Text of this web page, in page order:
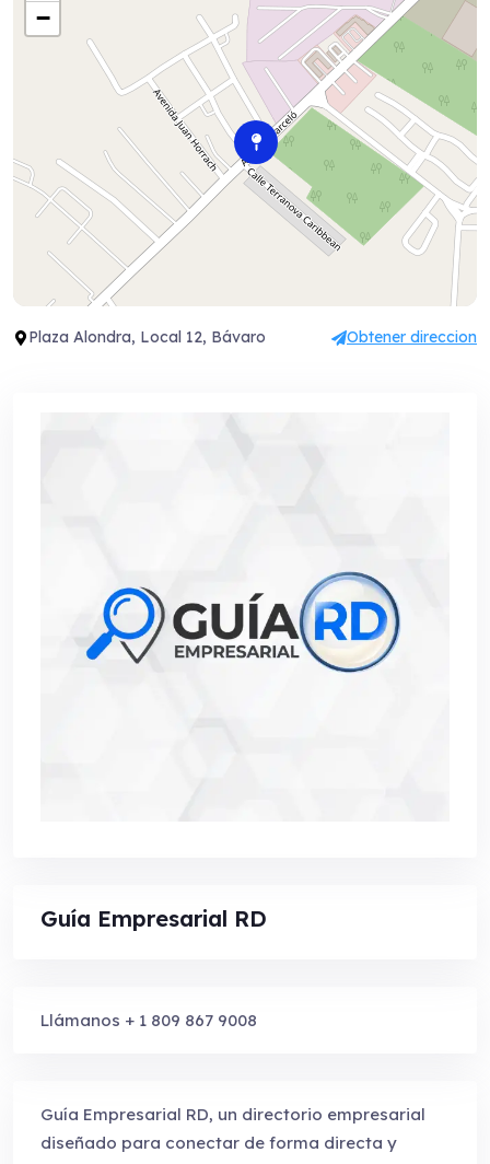
−
Plaza Alondra, Local 12, Bávaro Obtener direccion
Guía Empresarial RD
Llámanos + 1 809 867 9008
Guía Empresarial RD, un directorio empresarial
diseñado para conectar de forma directa y